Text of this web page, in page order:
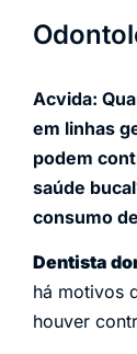
Acvida:
em linhas
podem
saúde
consumo
Dentista
há motivos
houver